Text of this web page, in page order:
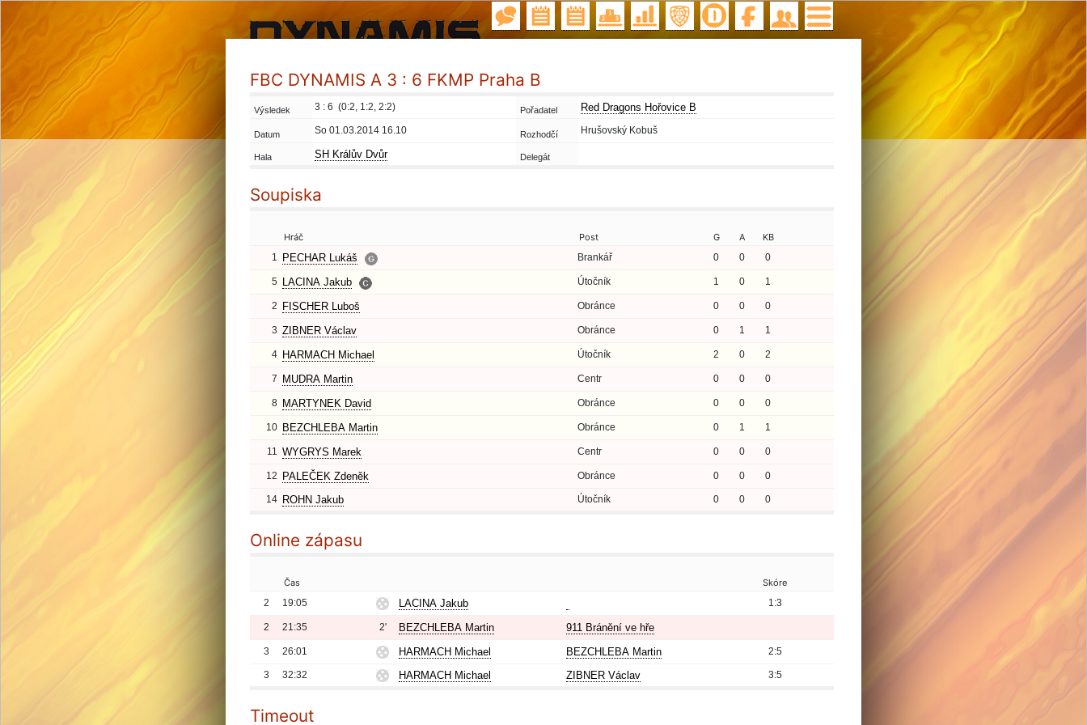
FBC DYNAMIS A 3 : 6 FKMP Praha B
Výsledek 3 : 6 (0:2, 1:2, 2:2) Pořadatel Red Dragons Hořovice B
Datum So 01.03.2014 16.10 Rozhodčí Hrušovský Kobuš
Hala SH Králův Dvůr Delegát
Soupiska
Hráč Post G A
KB
1
PECHAR Lukáš Brankář 0 0 0
5 LACINA Jakub Útočník 1 0 1
2 FISCHER Luboš Obránce 0 0 0
3 ZIBNER Václav Obránce 0 1 1
4 HARMACH Michael Útočník 2 0 2
7 MUDRA Martin Centr 0 0 0
8 MARTYNEK David Obránce 0 0 0
10 BEZCHLEBA Martin Obránce 0 1 1
11 WYGRYS Marek Centr 0 0 0
12 PALEČEK Zdeněk Obránce 0 0 0
14 ROHN Jakub Útočník 0 0 0
Online zápasu
Čas
Skóre
2
19:05 LACINA Jakub 1:3
2 21:35 2' BEZCHLEBA Martin 911 Bránění ve hře
3 26:01 HARMACH Michael BEZCHLEBA Martin 2:5
3 32:32 HARMACH Michael ZIBNER Václav 3:5
Timeout